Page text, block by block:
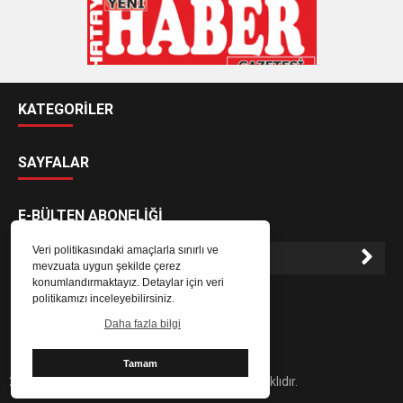
Veri politikasındaki amaçlarla sınırlı ve
mevzuata uygun şekilde çerez
konumlandırmaktayız. Detaylar için veri
politikamızı inceleyebilirsiniz.
Daha fazla bilgi
Tamam
KATEGORİLER
SAYFALAR
E-BÜLTEN ABONELİĞİ
E-Bülten aboneliği ile haberlere daha hızlı erişin.
2024 Hatay Yeni Haber Gazetesi - Her hakkı saklıdır.